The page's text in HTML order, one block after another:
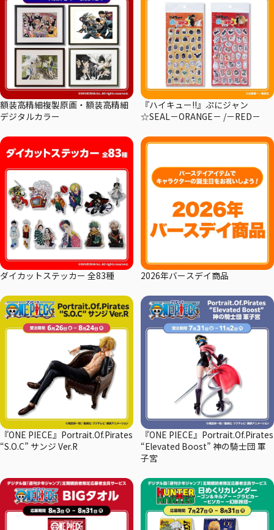
額装高精細複製原画・額装高精細
デジタルカラー
『ハイキュー!!』ぷにジャン
☆SEAL－ORANGE－ /－RED－
ダイカットステッカー 全83種 2026年バースデイ商品
『ONE PIECE』Portrait.Of.Pirates
“S.O.C” サンジ Ver.R
『ONE PIECE』Portrait.Of.Pirates
“Elevated Boost” 神の騎士団 軍
子宮